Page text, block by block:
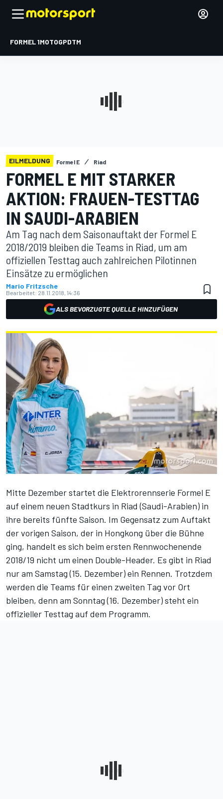
FORMEL 1MOTOGPDTM
EILMELDUNG Formel E Riad
FORMEL E MIT STARKER
AKTION: FRAUEN-TESTTAG
IN SAUDI-ARABIEN
Am Tag nach dem Saisonauftakt der Formel E
2018/2019 bleiben die Teams in Riad, um am
offiziellen Testtag auch zahlreichen Pilotinnen
Einsätze zu ermöglichen
Mario Fritzsche
Bearbeitet: 28.11.2018, 14:36
ALS BEVORZUGTE QUELLE HINZUFÜGEN
Mitte Dezember startet die Elektrorennserie Formel E
auf einem neuen Stadtkurs in Riad (Saudi-Arabien) in
ihre bereits fünfte Saison. Im Gegensatz zum Auftakt
der vorigen Saison, der in Hongkong über die Bühne
ging, handelt es sich beim ersten Rennwochenende
2018/19 nicht um einen Double-Header. Es gibt in Riad
nur am Samstag (15. Dezember) ein Rennen. Trotzdem
werden die Teams für einen zweiten Tag vor Ort
bleiben, denn am Sonntag (16. Dezember) steht ein
offizieller Testtag auf dem Programm.